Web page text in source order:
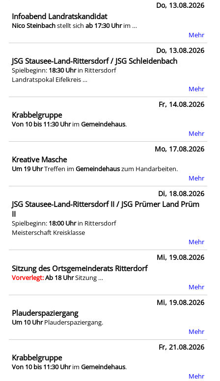
Do, 13.08.2026
Infoabend Landratskandidat
Nico Steinbachstellt sich ab 17:30 Uhrim …
Mehr
Do, 13.08.2026
JSG Stausee-Land-Rittersdorf / JSG Schleidenbach
Spielbeginn: 18:30 Uhrin Rittersdorf
Landratspokal Eifelkreis …
Mehr
Fr, 14.08.2026
Krabbelgruppe
Von 10 bis 11:30 Uhrim Gemeindehaus.
Mehr
Mo, 17.08.2026
Kreative Masche
Um 19 UhrTreffen im Gemeindehauszum Handarbeiten.
Mehr
Di, 18.08.2026
JSG Stausee-Land-Rittersdorf II / JSG Prümer Land Prüm
II
Spielbeginn: 18:00 Uhrin Rittersdorf
Meisterschaft Kreisklasse
Mehr
Mi, 19.08.2026
Sitzung des Ortsgemeinderats Ritterdorf
Vorverlegt:Ab 18 UhrSitzung …
Mehr
Mi, 19.08.2026
Plauderspaziergang
Um 10 UhrPlauderspaziergang.
Mehr
Fr, 21.08.2026
Krabbelgruppe
Von 10 bis 11:30 Uhrim Gemeindehaus.
Mehr